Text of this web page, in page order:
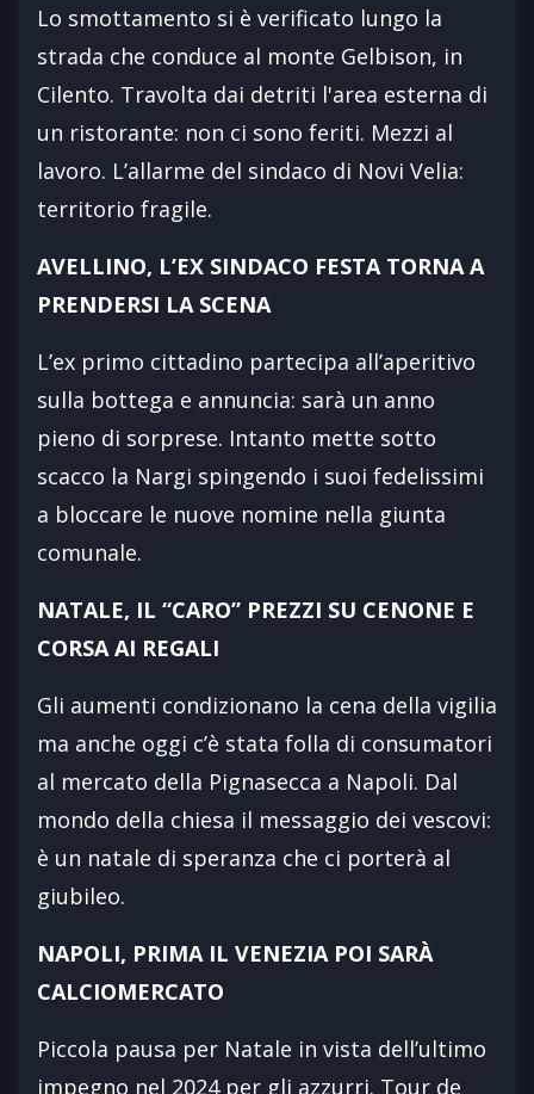
Lo smottamento si è verificato lungo la
strada che conduce al monte Gelbison, in
Cilento. Travolta dai detriti l'area esterna di
un ristorante: non ci sono feriti. Mezzi al
lavoro. L’allarme del sindaco di Novi Velia:
territorio fragile.
AVELLINO, L’EX SINDACO FESTA TORNA A
PRENDERSI LA SCENA
L’ex primo cittadino partecipa all’aperitivo
sulla bottega e annuncia: sarà un anno
pieno di sorprese. Intanto mette sotto
scacco la Nargi spingendo i suoi fedelissimi
a bloccare le nuove nomine nella giunta
comunale.
NATALE, IL “CARO” PREZZI SU CENONE E
CORSA AI REGALI
Gli aumenti condizionano la cena della vigilia
ma anche oggi c’è stata folla di consumatori
al mercato della Pignasecca a Napoli. Dal
mondo della chiesa il messaggio dei vescovi:
è un natale di speranza che ci porterà al
giubileo.
NAPOLI, PRIMA IL VENEZIA POI SARÀ
CALCIOMERCATO
Piccola pausa per Natale in vista dell’ultimo
impegno nel 2024 per gli azzurri. Tour de